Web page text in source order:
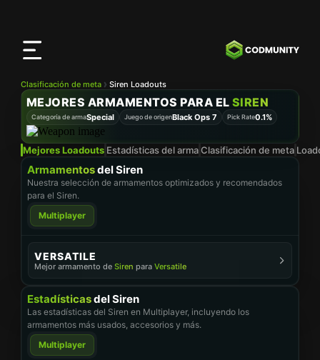
Clasificación de meta Siren Loadouts
MEJORES ARMAMENTOS PARA EL SIREN
Categoría de armaSpecial Juego de origenBlack Ops 7 Pick Rate0.1%
Mejores Loadouts Estadísticas del armaClasificación de meta
Armamentosdel Siren
Nuestra selección de armamentos optimizados y recomendados
para el Siren.
Multiplayer
VERSATILE
Mejor armamento de Siren para Versatile
MFS CON NÚCLEO DE DESVIACIÓN
Cargador
EMPUÑADURA SOMA-81
Empunadura trasera
Estadísticasdel Siren
Las estadísticas del Siren en Multiplayer, incluyendo los
armamentos más usados, accesorios y más.
Multiplayer